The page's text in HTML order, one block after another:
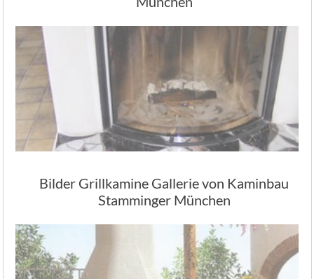
Bilder Grillkamine Gallerie von Kaminbau
Stamminger München